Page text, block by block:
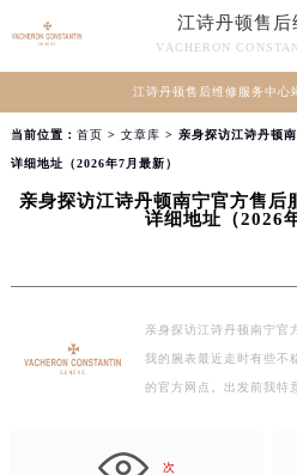
江诗丹顿售
VACHERON
江诗丹顿售后维修服务中心
当前位置： 首页 > 文章库 > 亲身探访江诗丹顿
详细地址（2026年7月最新）
亲身探访江诗丹顿南宁官方售后
详细地址（2026
亲身探访江诗丹顿南宁官
我的腕表最近走时有些不
的官方网点。出发前我特
次